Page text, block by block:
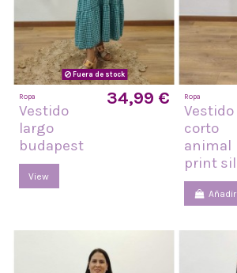
Fuera de stock
Ropa
Vestido
largo
budapest
34,99 €
View
Ropa
Vestido
corto
animal
print